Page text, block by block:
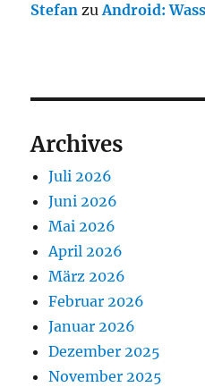
Stefan zuAndroid:
Archives
Juli 2026
Juni 2026
Mai 2026
April 2026
März 2026
Februar 2026
Januar 2026
Dezember 2025
November 2025